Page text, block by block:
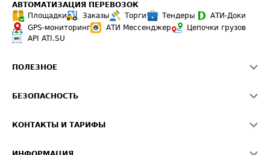
АВТОМАТИЗАЦИЯ ПЕРЕВОЗОК
Площадки
Заказы Торги Тендеры
АТИ-Доки
GPS-мониторинг
АТИ Мессенджер
Цепочки грузов
API ATI.SU
ПОЛЕЗНОЕ
Звезды ATI.SU на вашем сайте
БЕЗОПАСНОСТЬ
Светофор+
КОНТАКТЫ И ТАРИФЫ